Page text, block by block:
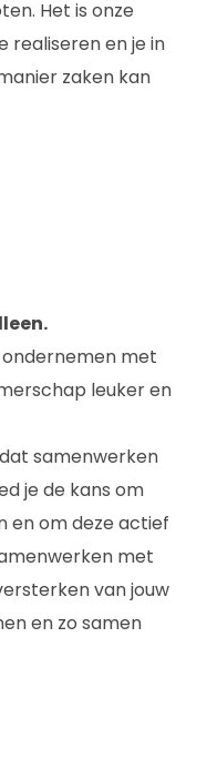
Het is onze
realiseren en je in
zaken kan
met
leuker en
samenwerken
je de kans om
en om deze actief
met
van jouw
en zo samen